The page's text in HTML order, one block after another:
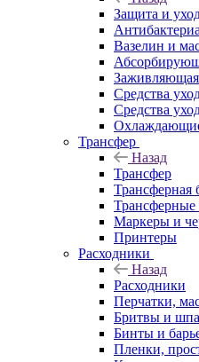
Защита и
Вазелин и
Заживляющая
Средства
Средства
Трансфер
Назад
Трансфер
Трансферная
Трансферные
Маркеры и
Принтеры
Расходники
Назад
Расходники
Перчатки,
Бритвы и
Бинты и
Пленки,